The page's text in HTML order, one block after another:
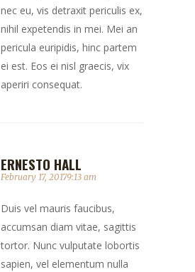
nec eu, vis detraxit periculis ex,
nihil expetendis in mei. Mei an
pericula euripidis, hinc partem
ei est. Eos ei nisl graecis, vix
aperiri consequat.
ERNESTO HALL
February 17, 20179:13 am
Duis vel mauris faucibus,
accumsan diam vitae, sagittis
tortor. Nunc vulputate lobortis
sapien, vel elementum nulla